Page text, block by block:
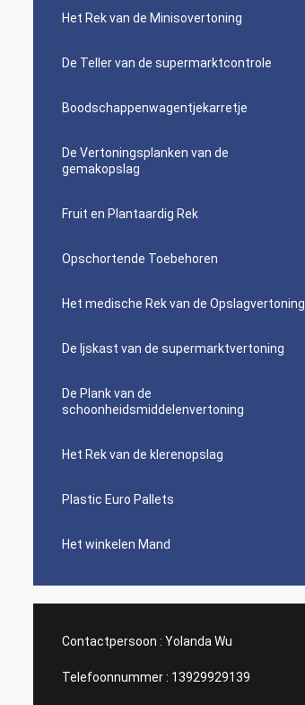
Het Rek van de Minisovertoning
De Teller van de supermarktcontrole
Boodschappenwagentjekarretje
De Vertoningsplanken van de
gemakopslag
Fruit en Plantaardig Rek
Opschortende Toebehoren
Het medische Rek van de Opslagvertoning
De Ijskast van de supermarktvertoning
De Plank van de
schoonheidsmiddelenvertoning
Het Rek van de klerenopslag
Plastic Euro Pallets
Het winkelen Mand
Contactpersoon : Yolanda Wu
Telefoonnummer : 13929929139